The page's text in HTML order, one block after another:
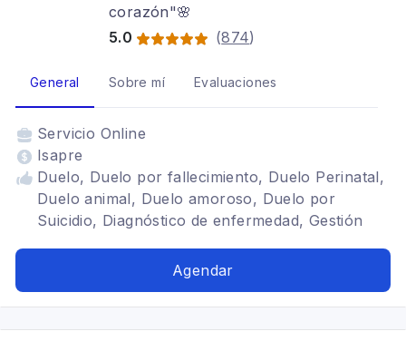
corazón"🌸
5.0
(874)
General Sobre mí Evaluaciones
Servicio Online
Isapre
Duelo, Duelo por fallecimiento, Duelo Perinatal,
Duelo animal, Duelo amoroso, Duelo por
Suicidio, Diagnóstico de enfermedad, Gestión
Duelo por abandono, Duelo Migratorio,
Perinatal, Adulto, Adolescentes, Trastornos del
ánimo, Depresión, Estrés postraumático,
Agendar